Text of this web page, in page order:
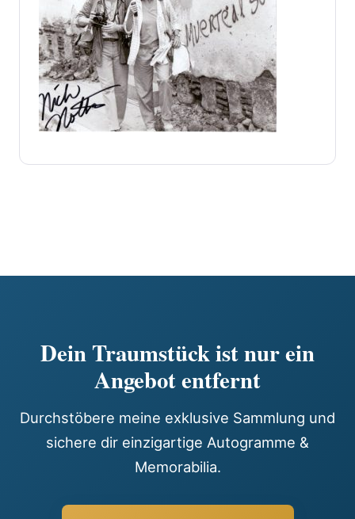
Dein Traumstück ist nur ein
Angebot entfernt
Durchstöbere meine exklusive Sammlung und
sichere dir einzigartige Autogramme &
Memorabilia.